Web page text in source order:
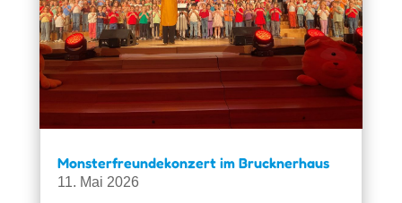
Monsterfreundekonzert im Brucknerhaus
11. Mai 2026